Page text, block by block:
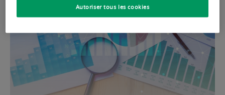
Autoriser tous les cookies